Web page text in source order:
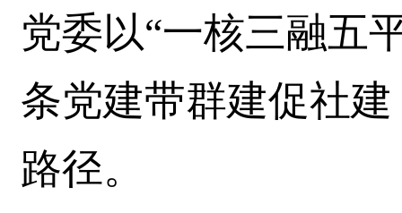
党委以“一核三融五
条党建带群建促社
路径。